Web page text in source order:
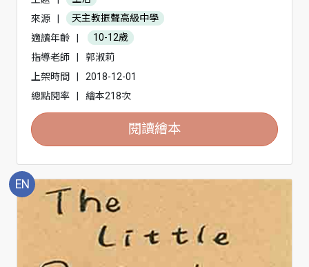
來源
天主教振聲高級中學
適讀年齡
10-12歲
指導老師
郭淑莉
上架時間
2018-12-01
總點閱率
繪本218次
閱讀繪本
EN